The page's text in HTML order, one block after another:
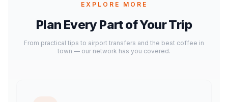
EXPLORE MORE
Plan Every Part of Your Trip
From practical tips to airport transfers and the best coffee in
town — our network has you covered.